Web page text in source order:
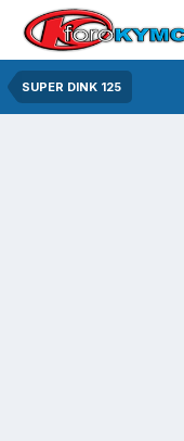
SUPER DINK 125